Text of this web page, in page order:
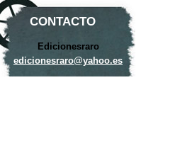
CONTACTO
Edicionesraro
edicionesraro@yahoo.es